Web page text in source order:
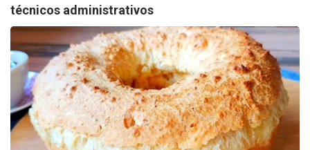
técnicos administrativos